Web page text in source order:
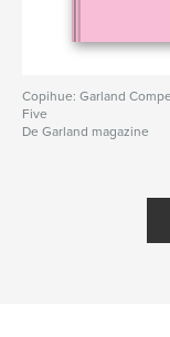
Copihue: Garland
Five
De Garland magazine